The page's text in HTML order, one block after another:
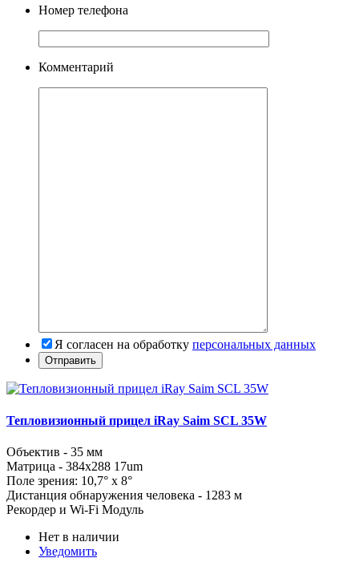
Номер телефона
Комментарий
Я согласен на обработку персональных данных
Тепловизионный прицел iRay Saim SCL 35W
Объектив - 35 мм
Матрица - 384x288 17um
Поле зрения: 10,7° x 8°
Дистанция обнаружения человека - 1283 м
Рекордер и Wi-Fi Модуль
Нет в наличии
Уведомить